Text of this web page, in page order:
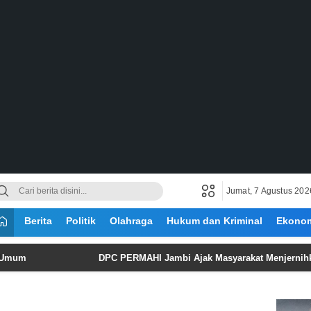
Jumat, 7 Agustus
Berita Politik Olahraga Hukum dan Kriminal
DPC PERMAHI Jambi Ajak Masyarakat Menjernihkan